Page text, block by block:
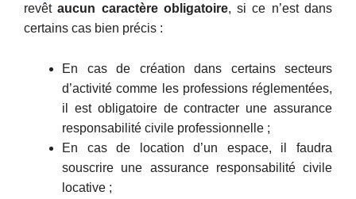
revêtaucun caractère obligatoire, si ce n’est dans
certains cas bien précis :
En cas de création dans certains secteurs
d’activité comme les professions réglementées,
il est obligatoire de contracter une assurance
responsabilité civile professionnelle ;
En cas de location d’un espace, il faudra
souscrire une assurance responsabilité civile
locative ;